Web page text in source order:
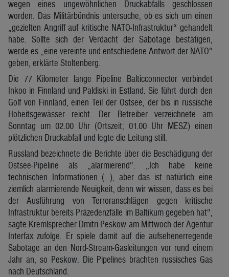
wegen eines ungewöhnlichen Druckabfalls geschlossen
worden. Das Militärbündnis untersuche, ob es sich um einen
„gezielten Angriff auf kritische NATO-Infrastruktur“ gehandelt
habe. Sollte sich der Verdacht der Sabotage bestätigen,
werde es „eine vereinte und entschiedene Antwort der NATO“
geben, erklärte Stoltenberg.
Die 77 Kilometer lange Pipeline Balticconnector verbindet
Inkoo in Finnland und Paldiski in Estland. Sie führt durch den
Golf von Finnland, einen Teil der Ostsee, der bis in russische
Hoheitsgewässer reicht. Der Betreiber verzeichnete am
Sonntag um 02.00 Uhr (Ortszeit; 01.00 Uhr MESZ) einen
plötzlichen Druckabfall und legte die Leitung still.
Russland bezeichnete die Berichte über die Beschädigung der
Ostsee-Pipeline als „alarmierend“. „Ich habe keine
technischen Informationen (…), aber das ist natürlich eine
ziemlich alarmierende Neuigkeit, denn wir wissen, dass es bei
der Ausführung von Terroranschlägen gegen kritische
Infrastruktur bereits Präzedenzfälle im Baltikum gegeben hat“,
sagte Kremlsprecher Dmitri Peskow am Mittwoch der Agentur
Interfax zufolge. Er spiele damit auf die aufsehenerregende
Sabotage an den Nord-Stream-Gasleitungen vor rund einem
Jahr an, so Peskow. Die Pipelines brachten russisches Gas
nach Deutschland.